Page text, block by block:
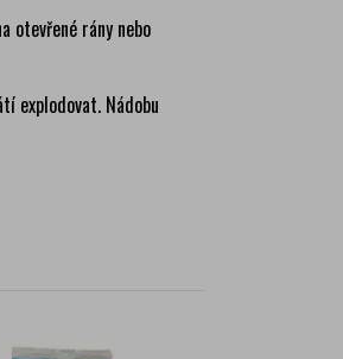
otevřené rány nebo
explodovat. Nádobu